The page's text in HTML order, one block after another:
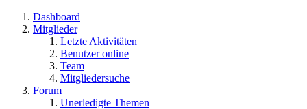
Dashboard
Mitglieder
Letzte Aktivitäten
Benutzer online
Team
Mitgliedersuche
Forum
Unerledigte Themen